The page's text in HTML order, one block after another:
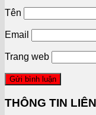
Tên
Email
Trang web
THÔNG TIN